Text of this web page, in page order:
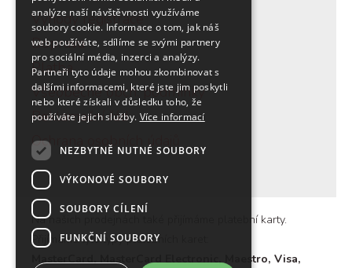
Výhody registrace
Doprava
Platba
Všeobecné obch. podmínky
Reklamační řád
Ochrana osobních údajů
Na našich prodejnách také přijímáme platební karty.
Přijímáme tyto typy platebních karet:
MasterCard, MasterCard Electronic, Maestro, Visa,
analýze naší návštěvnosti využíváme
soubory cookie. Informace o tom, jak náš
web používáte, sdílíme se svými partnery
pro sociální média, inzerci a analýzy.
Partneři tyto údaje mohou zkombinovat s
dalšími informacemi, které jste jim poskytli
nebo které získali v důsledku toho, že
používáte jejich služby. Více informací
NEZBYTNĚ NUTNÉ SOUBORY
VÝKONOVÉ SOUBORY
SOUBORY CÍLENÍ
FUNKČNÍ SOUBORY